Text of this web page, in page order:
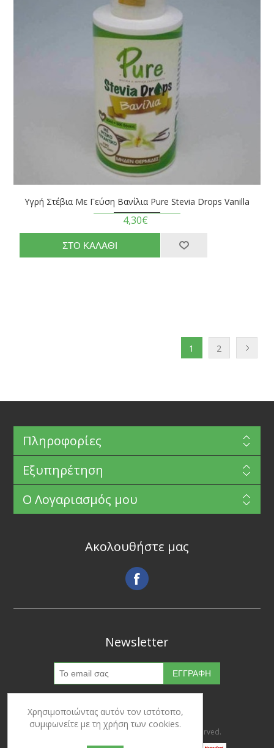
Υγρή Στέβια Με Γεύση Βανίλια Pure Stevia Drops Vanilla
4,30€
1 2
Πληροφορίες
Εξυπηρέτηση
Ο Λογαριασμός μου
Ακολουθήστε μας
Newsletter
Copyright © 2026 Ypertrofes. All rights reserved.
Χρησιμοποιώντας αυτόν τον ιστότοπο,
συμφωνείτε με τη χρήση των cookies.